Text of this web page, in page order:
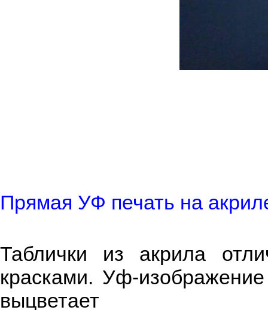
Прямая УФ печать на
Таблички из акрила
красками. Уф-
выцветает